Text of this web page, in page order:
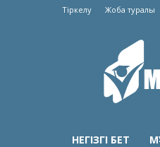
Тіркелу Жоба туралы
Martebe.kz
білім
сайты
НЕГІЗГІ БЕТ